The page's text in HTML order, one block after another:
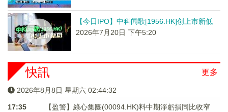
【今日IPO】中科闻歌[1956.HK]创上市新低
2026年7月20日 下午5:20
更多
快訊
2026年8月8日 星期六 02:44:33
17:35
【盈警】綠心集團(00094.HK)料中期淨虧損同比收窄